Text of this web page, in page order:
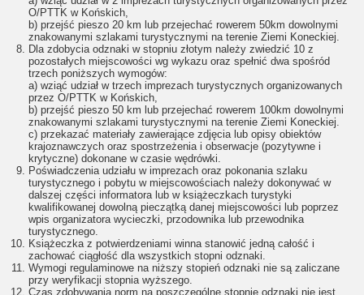
O/PTTK w Końskich,
b) przejść pieszo 20 km lub przejechać rowerem 50km dowolnymi
znakowanymi szlakami turystycznymi na terenie Ziemi Koneckiej.
Dla zdobycia odznaki w stopniu złotym należy zwiedzić 10 z
pozostałych miejscowości wg wykazu oraz spełnić dwa spośród
trzech poniższych wymogów:
a) wziąć udział w trzech imprezach turystycznych organizowanych
przez O/PTTK w Końskich,
b) przejść pieszo 50 km lub przejechać rowerem 100km dowolnymi
znakowanymi szlakami turystycznymi na terenie Ziemi Koneckiej.
c) przekazać materiały zawierające zdjęcia lub opisy obiektów
krajoznawczych oraz spostrzeżenia i obserwacje (pozytywne i
krytyczne) dokonane w czasie wędrówki.
Poświadczenia udziału w imprezach oraz pokonania szlaku
turystycznego i pobytu w miejscowościach należy dokonywać w
dalszej części informatora lub w książeczkach turystyki
kwalifikowanej dowolną pieczątką danej miejscowości lub poprzez
wpis organizatora wycieczki, przodownika lub przewodnika
turystycznego.
Książeczka z potwierdzeniami winna stanowić jedną całość i
zachować ciągłość dla wszystkich stopni odznaki.
Wymogi regulaminowe na niższy stopień odznaki nie są zaliczane
przy weryfikacji stopnia wyższego.
Czas zdobywania norm na poszczególne stopnie odznaki nie jest